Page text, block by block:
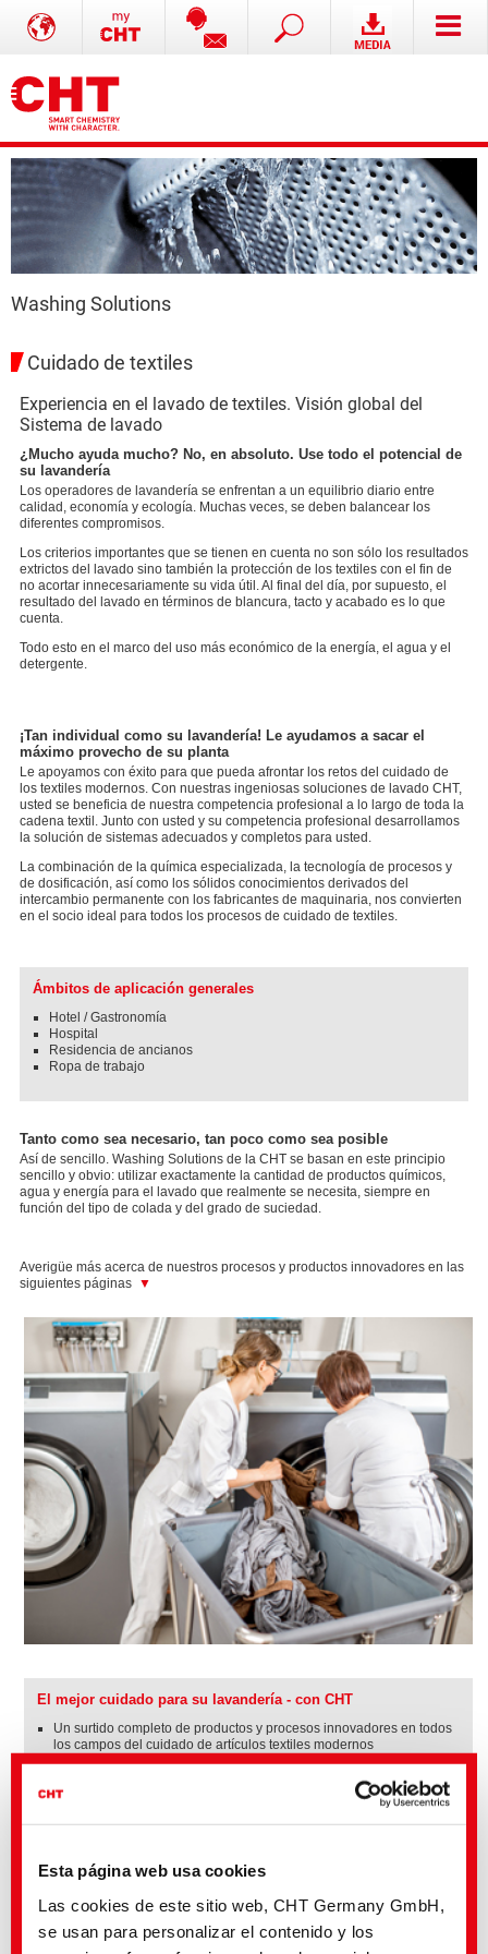
Esta página web usa cookies
Las cookies de este sitio web, CHT Germany GmbH,
se usan para personalizar el contenido y los
Washing Solutions
Cuidado de textiles
Experiencia en el lavado de textiles. Visión global del
Sistema de lavado
¿Mucho ayuda mucho? No, en absoluto. Use todo el potencial de
su lavandería
Los operadores de lavandería se enfrentan a un equilibrio diario entre
calidad, economía y ecología. Muchas veces, se deben balancear los
diferentes compromisos.
Los criterios importantes que se tienen en cuenta no son sólo los resultados
extrictos del lavado sino también la protección de los textiles con el fin de
no acortar innecesariamente su vida útil. Al final del día, por supuesto, el
resultado del lavado en términos de blancura, tacto y acabado es lo que
cuenta.
Todo esto en el marco del uso más económico de la energía, el agua y el
detergente.
¡Tan individual como su lavandería! Le ayudamos a sacar el
máximo provecho de su planta
Le apoyamos con éxito para que pueda afrontar los retos del cuidado de
los textiles modernos. Con nuestras ingeniosas soluciones de lavado CHT,
usted se beneficia de nuestra competencia profesional a lo largo de toda la
cadena textil. Junto con usted y su competencia profesional desarrollamos
la solución de sistemas adecuados y completos para usted.
La combinación de la química especializada, la tecnología de procesos y
de dosificación, así como los sólidos conocimientos derivados del
intercambio permanente con los fabricantes de maquinaria, nos convierten
en el socio ideal para todos los procesos de cuidado de textiles.
Ámbitos de aplicación generales
Hotel / Gastronomía
Hospital
Residencia de ancianos
Ropa de trabajo
Tanto como sea necesario, tan poco como sea posible
Así de sencillo. Washing Solutions de la CHT se basan en este principio
sencillo y obvio: utilizar exactamente la cantidad de productos químicos,
agua y energía para el lavado que realmente se necesita, siempre en
función del tipo de colada y del grado de suciedad.
Averigüe más acerca de nuestros procesos y productos innovadores en las
siguientes páginas ▼
El mejor cuidado para su lavandería - con CHT
Un surtido completo de productos y procesos innovadores en todos
los campos del cuidado de artículos textiles modernos
Una técnica de dosificación compacta y potente
Conocimientos como especialistas a lo largo de toda la cadena de
producción textil
Un elenco de servicios que complementan a nuestra oferta:
asesoramiento y laboratorios, capacitación, seguridad de producto y
lavanderías industriales
Procesos de lavado innovadores y de máxima eficiencia como el
SMART UV POWER o el SMART PROTECTION